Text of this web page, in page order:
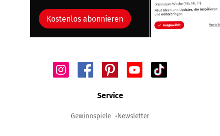
Kostenlos abonnieren
Service
Gewinnspiele Newsletter